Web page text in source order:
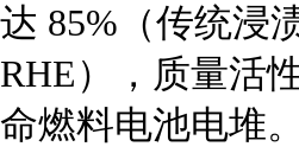
达 85%（传统浸
RHE），质量活
命燃料电池电堆